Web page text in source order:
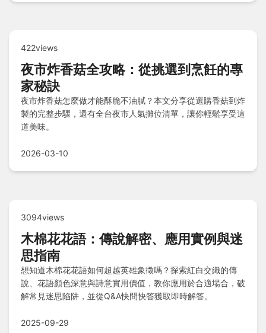
422views
夜市炸香菇全攻略：從挑選到烹飪的專
家秘訣
夜市炸香菇怎麼做才能酥脆不油膩？本文分享從選購香菇到炸
製的完整步驟，還有全台夜市人氣攤位清單，讓你輕鬆享受這
道美味。
2026-03-10
3094views
木棉花花語：傳說解密、應用實例與迷
思指南
想知道木棉花花語如何超越英雄象徵嗎？探索紅白交織的傳
說、花語顏色深意與詩意實用價值，教你應用於合適場合，破
解常見迷思陷阱，並從Q&A快問快答獲取即時解答。
2025-09-29